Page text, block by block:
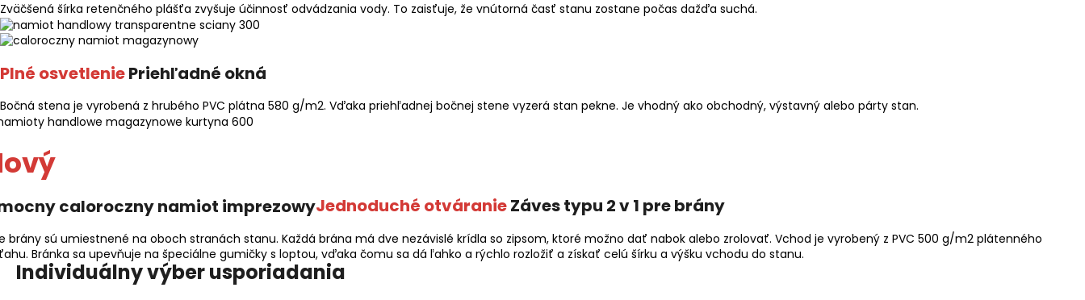
Zväčšená šírka retenčného plášťa zvyšuje účinnosť odvádzania vody. To zaisťuje, že vnútorná časť stanu zostane počas dažďa suchá.
Plné osvetleniePriehľadné okná
Bočná stena je vyrobená z hrubého PVC plátna 580 g/m2. Vďaka priehľadnej bočnej stene vyzerá stan pekne. Je vhodný ako obchodný, výstavný alebo párty stan.
Jednoduché otváranieZáves typu 2 v 1 pre brány
brány sú umiestnené na oboch stranách stanu. Každá brána má dve nezávislé krídla so zipsom, ktoré možno dať nabok alebo zrolovať. Vchod je vyrobený z PVC 500 g/m2 plátenného
Bránka sa upevňuje na špeciálne gumičky s loptou, vďaka čomu sa dá ľahko a rýchlo rozložiť a získať celú šírku a výšku vchodu do stanu.
Individuálny výber usporiadania